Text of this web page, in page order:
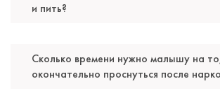
Киреева Валерия Львовна
и пить?
Сколько времени нужно малышу на
окончательно проснуться после